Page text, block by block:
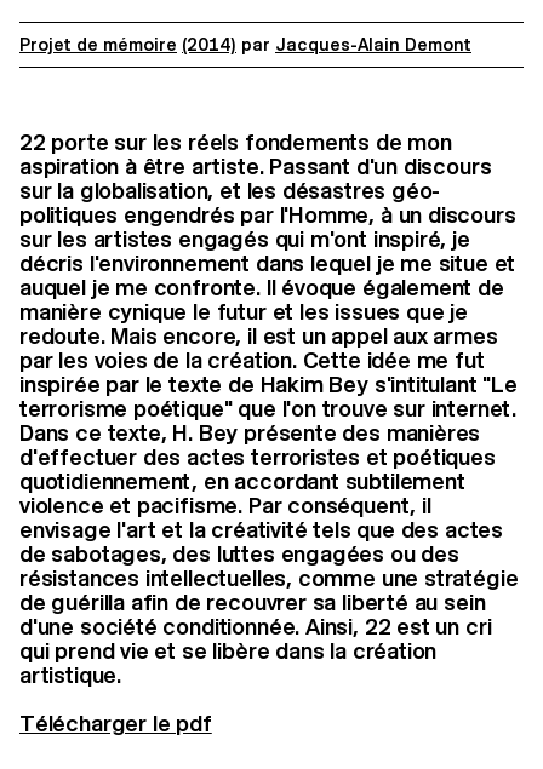
Projet de mémoire (2014) par Jacques-Alain Demont
22 porte sur les réels fondements de mon
aspiration à être artiste. Passant d'un discours
sur la globalisation, et les désastres géo-
politiques engendrés par l'Homme, à un discours
sur les artistes engagés qui m'ont inspiré, je
décris l'environnement dans lequel je me situe et
auquel je me confronte. Il évoque également de
manière cynique le futur et les issues que je
redoute. Mais encore, il est un appel aux armes
par les voies de la création. Cette idée me fut
inspirée par le texte de Hakim Bey s'intitulant "Le
terrorisme poétique" que l'on trouve sur internet.
Dans ce texte, H. Bey présente des manières
d'effectuer des actes terroristes et poétiques
quotidiennement, en accordant subtilement
violence et pacifisme. Par conséquent, il
envisage l'art et la créativité tels que des actes
de sabotages, des luttes engagées ou des
résistances intellectuelles, comme une stratégie
de guérilla afin de recouvrer sa liberté au sein
d'une société conditionnée. Ainsi, 22 est un cri
qui prend vie et se libère dans la création
artistique.
Télécharger le pdf